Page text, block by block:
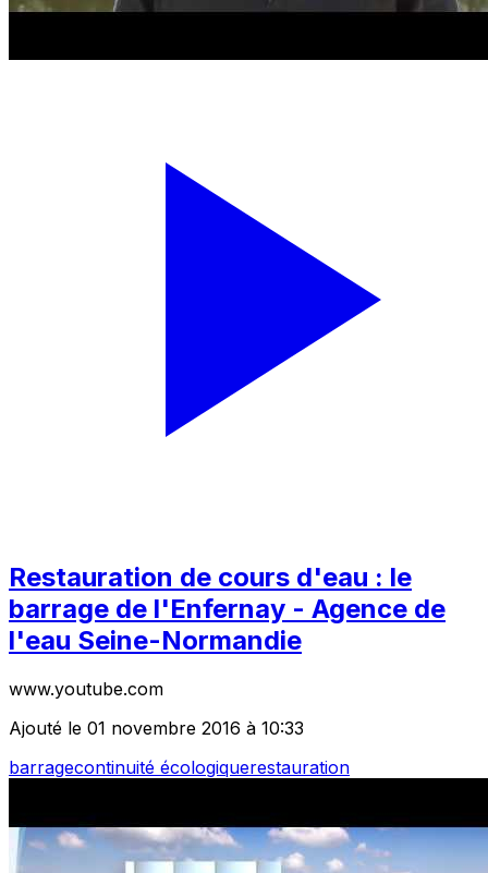
Restauration de cours d'eau : le
barrage de l'Enfernay - Agence de
l'eau Seine-Normandie
www.youtube.com
Ajouté le 01 novembre 2016 à 10:33
barragecontinuité écologiquerestauration